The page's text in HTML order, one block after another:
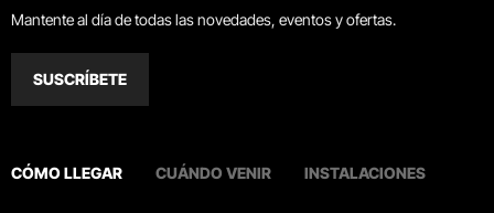
Mantente al día de todas las novedades, eventos y ofertas.
SUSCRÍBETE
CÓMO LLEGAR CUÁNDO VENIR INSTALACIONES